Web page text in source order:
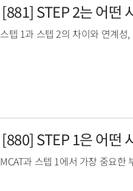
[881] STEP 2는 어떤
스텝 1과 스텝 2의 차이와 연계성,
[880] STEP 1은 어떤
MCAT과 스텝 1에서 가장 중요한